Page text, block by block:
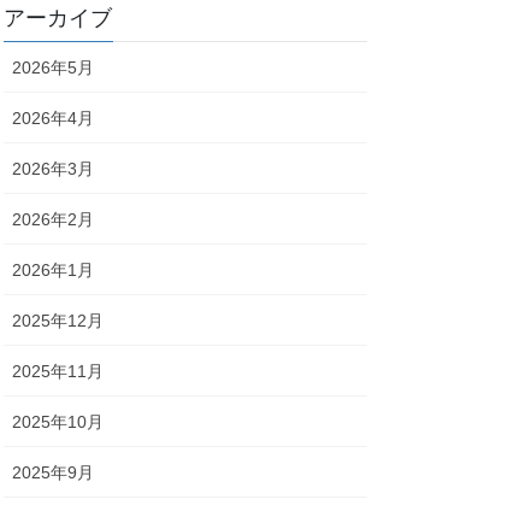
アーカイブ
2026年5月
2026年4月
2026年3月
2026年2月
2026年1月
2025年12月
2025年11月
2025年10月
2025年9月